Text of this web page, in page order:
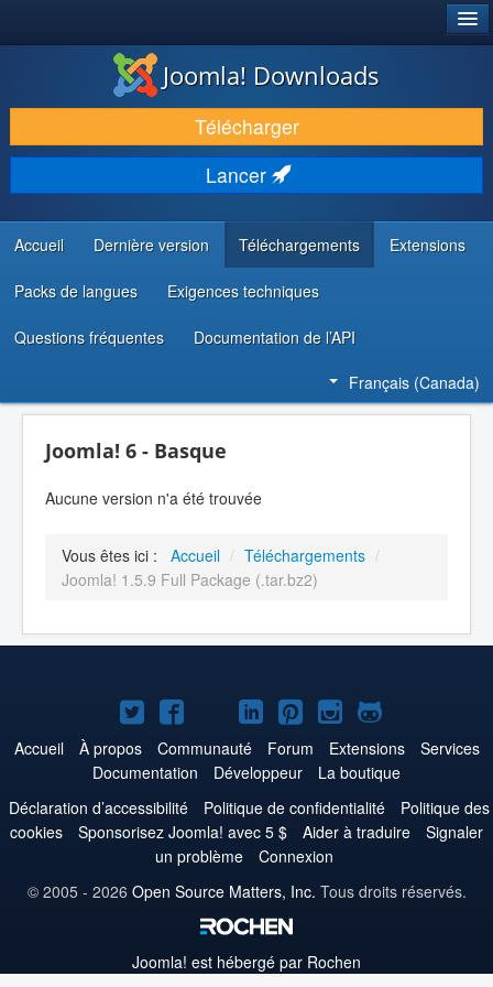
TÉLÉCHARGER & ENRICHIR
DÉCOUVRIR & APPRENDRE
COMMUNAUTÉ & SUPPORT
RESSOURCES DÉVELOPPEURS
Joomla! Downloads
Télécharger
Lancer
Accueil Dernière version Téléchargements Extensions
Packs de langues Exigences techniques
Questions fréquentes Documentation de l’API
Français (Canada)
Joomla! 6 - Basque
Aucune version n'a été trouvée
Vous êtes ici : Accueil / Téléchargements /
Joomla! 1.5.9 Full Package (.tar.bz2)
Joomla!
sur
Twitter
Joomla!
sur
Facebook
Joomla!
sur
YouTube
Joomla!
sur
LinkedIn
Joomla!
sur
Pinterest
Joomla!
sur
Instagram
Joomla!
sur
GitHub
Accueil À propos Communauté Forum Extensions
Services
Documentation
Développeur
La boutique
Déclaration d’accessibilité
Politique de confidentialité
Politique des
cookies
Sponsorisez Joomla! avec 5 $ Aider à traduire
Signaler
un problème
Connexion
© 2005 - 2026 Open Source Matters, Inc. Tous droits réservés.
Joomla! est hébergé par Rochen